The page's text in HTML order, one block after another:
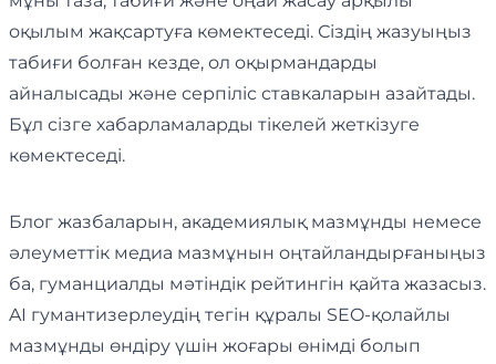
оқылым жақсартуға көмектеседі. Сіздің жазуыңыз
табиғи болған кезде, ол оқырмандарды
айналысады және серпіліс ставкаларын азайтады.
Бұл сізге хабарламаларды тікелей жеткізуге
көмектеседі.
Блог жазбаларын, академиялық мазмұнды немесе
әлеуметтік медиа мазмұнын оңтайландырғаныңыз
ба, гуманциалды мәтіндік рейтингін қайта жазасыз.
AI гумантизерлеудің тегін құралы SEO-қолайлы
мазмұнды өндіру үшін жоғары өнімді болып